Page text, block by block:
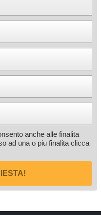
anche alle finalita
ad una o piu finalita clicca